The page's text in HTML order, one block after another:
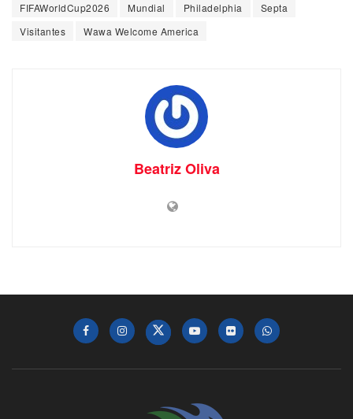
FIFAWorldCup2026
Mundial Philadelphia
Septa
Visitantes
Wawa Welcome America
Beatriz Oliva